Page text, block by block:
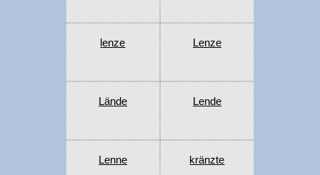
lenze Lenze
Lände Lende
Lenne kränzte